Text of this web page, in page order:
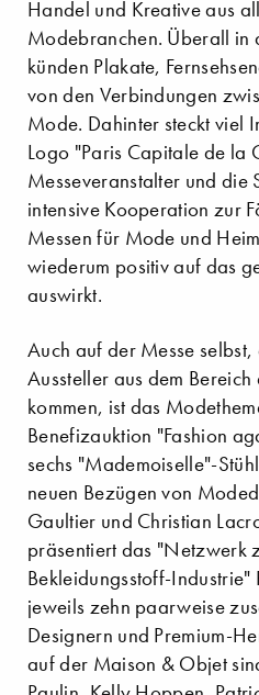
Handel und Kreative aus
Modebranchen. Überall in
künden Plakate,
von den Verbindungen
Mode. Dahinter steckt viel
Logo "Paris Capitale de la
Messeveranstalter und
intensive Kooperation zur
Messen für Mode und
wiederum positiv auf das
auswirkt.
Auch auf der Messe
Aussteller aus dem
kommen, ist das
Benefizauktion "Fashion
sechs "Mademoiselle"-
neuen Bezügen von
Gaultier und Christian
präsentiert das "Netzwerk
Bekleidungsstoff-Industrie"
jeweils zehn paarweise
Designern und Premium-
auf der Maison & Objet